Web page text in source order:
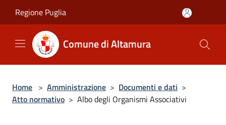
Regione Puglia
Comune di Altamura
Home > Amministrazione > Documenti e dati >
Atto normativo > Albo degli Organismi Associativi